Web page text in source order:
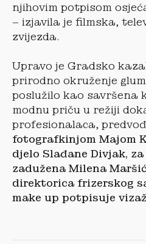
njihovim potpisom
– izjavila je filmska,
zvijezda.
Upravo je Gradsko
prirodno okruženje
poslužilo kao savršena
modnu priču u režiji
profesionalaca,
fotografkinjom Majom
djelo Slađane Divjak,
zadužena Milena
direktorica frizerskog
make up potpisuje